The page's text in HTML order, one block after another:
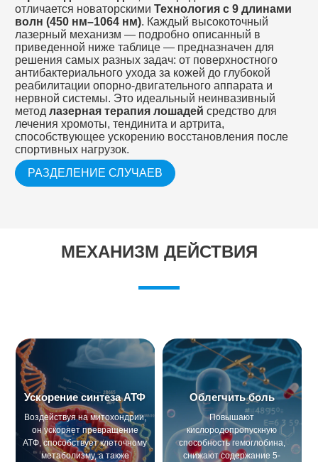
отличается новаторскимиТехнология с 9 длинами
волн (450 нм–1064 нм). Каждый высокоточный
лазерный механизм — подробно описанный в
приведенной ниже таблице — предназначен для
решения самых разных задач: от поверхностного
антибактериального ухода за кожей до глубокой
реабилитации опорно-двигательного аппарата и
нервной системы. Это идеальный неинвазивный
методлазерная терапия лошадей средство для
лечения хромоты, тендинита и артрита,
способствующее ускорению восстановления после
спортивных нагрузок.
РАЗДЕЛЕНИЕ СЛУЧАЕВ
МЕХАНИЗМ ДЕЙСТВИЯ
Ускорение синтеза АТФ
Воздействуя на митохондрии,
он ускоряет превращение
АТФ, способствует клеточному
метаболизму, а также
Облегчить боль
Повышают
кислородопропускную
способность гемоглобина,
снижают содержание 5-